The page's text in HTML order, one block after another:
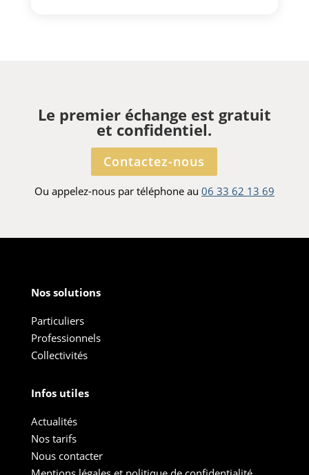
Le premier échange est gratuit
et confidentiel.
Contactez-nous
Ou appelez-nous par téléphone au 06 33 62 13 69
Nos solutions
Particuliers
Professionnels
Collectivités
Infos utiles
Actualités
Nos tarifs
Nous contacter